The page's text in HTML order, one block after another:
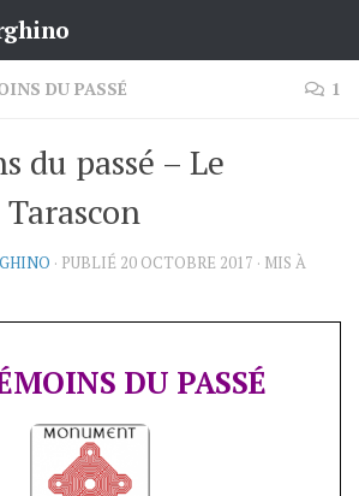
DU PASSÉ 1
du passé – Le
· PUBLIÉ 20 OCTOBRE 2017 · MIS À
DU PASSÉ